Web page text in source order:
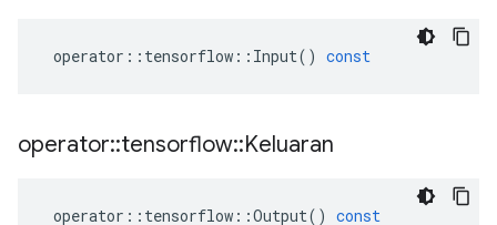
operator :: tensorflow :: Input() const
operator::tensorflow::Keluaran
operator :: tensorflow ::Output() const